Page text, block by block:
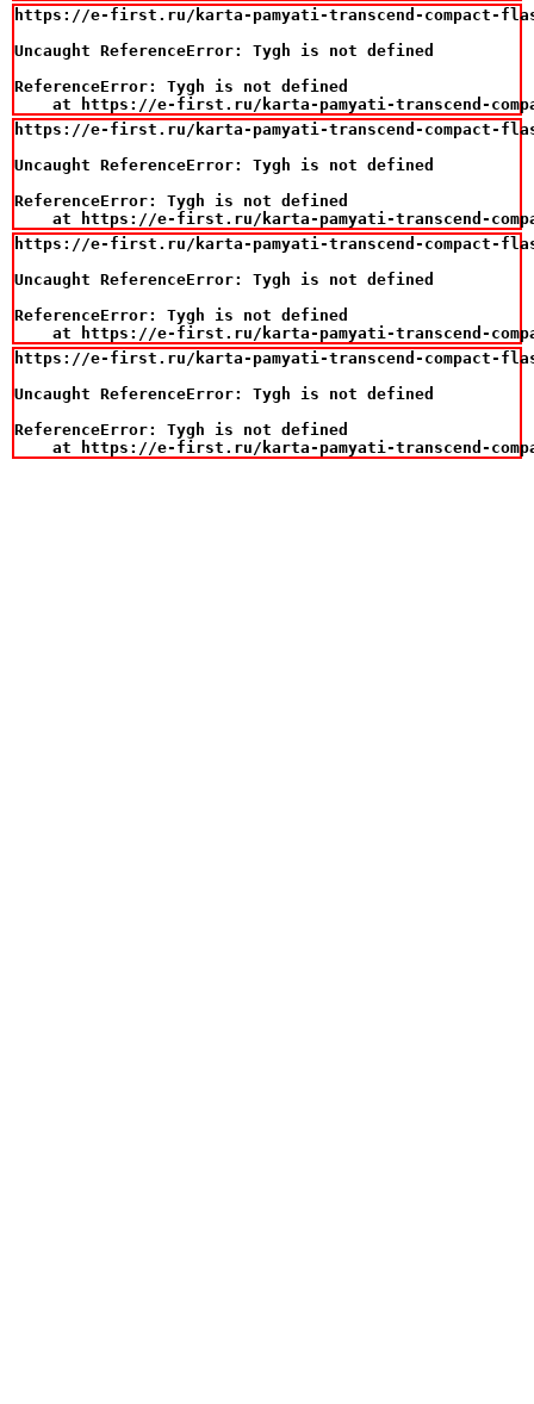
https://e-first.ru/karta-pamyati-transcend-compact-
Uncaught ReferenceError: Tygh is not defined
ReferenceError: Tygh is not defined
at https://e-first.ru/karta-pamyati-transcend-
https://e-first.ru/karta-pamyati-transcend-compact-
Uncaught ReferenceError: Tygh is not defined
ReferenceError: Tygh is not defined
at https://e-first.ru/karta-pamyati-transcend-
https://e-first.ru/karta-pamyati-transcend-compact-
Uncaught ReferenceError: Tygh is not defined
ReferenceError: Tygh is not defined
at https://e-first.ru/karta-pamyati-transcend-
https://e-first.ru/karta-pamyati-transcend-compact-
Uncaught ReferenceError: Tygh is not defined
ReferenceError: Tygh is not defined
at https://e-first.ru/karta-pamyati-transcend-